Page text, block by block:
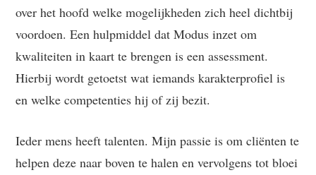
over het hoofd welke mogelijkheden zich heel dichtbij
voordoen. Een hulpmiddel dat Modus inzet om
kwaliteiten in kaart te brengen is een assessment.
Hierbij wordt getoetst wat iemands karakterprofiel is
en welke competenties hij of zij bezit.
Ieder mens heeft talenten. Mijn passie is om cliënten te
helpen deze naar boven te halen en vervolgens tot bloei